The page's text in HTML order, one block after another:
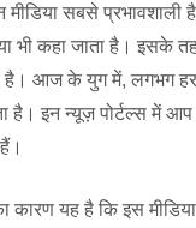
सबसे प्रभावशाली
भी कहा जाता है। इसके
है। आज के युग में, लगभग हर
है। इन न्यूज़ पोर्टल्स में आप
कारण यह है कि इस